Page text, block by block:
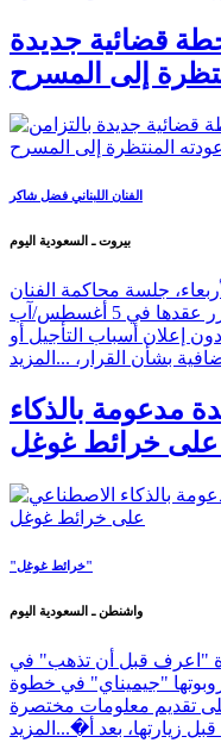
قضائية جديدة
إلى المسرح
الفنان اللبناني فضل شاكر
بيروت ـ السعودية اليوم
جلسة محاكمة الفنان
اللبناني فضل شاكر، التي كانت مقرر عقدها في 5 أغسطس/آب
دون إعلان أسباب التأجيل أو
بشأن القرار، ... المزيد
مدعومة بالذكاء
على خرائط غوغل
"خرائط غوغل"
واشنطن ـ السعودية اليوم
"اعرف قبل أن تذهب" في
"جيميناي" في خطوة
تقديم معلومات مختصرة
زيارتها، بعد أ�... المزيد